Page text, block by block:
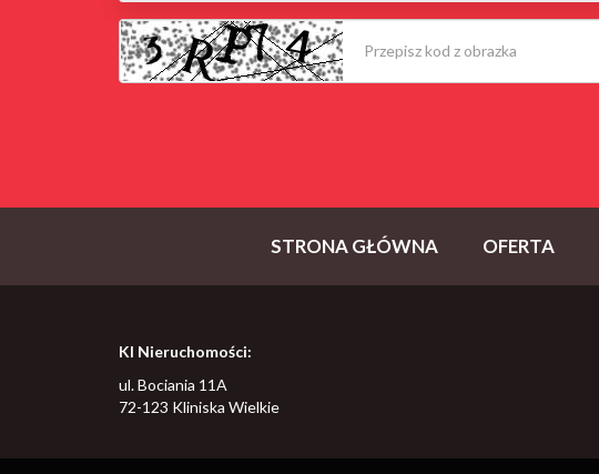
STRONA GŁÓWNA OFERTA
KI Nieruchomości:
ul. Bociania 11A
72-123 Kliniska Wielkie